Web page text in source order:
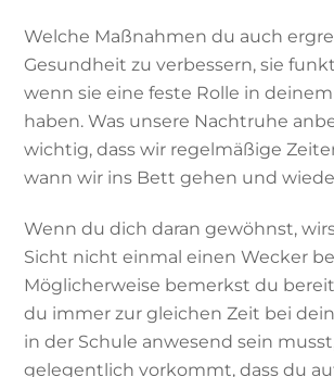
Welche Maßnahmen du auch
Gesundheit zu verbessern, sie
wenn sie eine feste Rolle in
haben. Was unsere Nachtruhe
wichtig, dass wir regelmäßige
wann wir ins Bett gehen und
Wenn du dich daran gewöhnst,
Sicht nicht einmal einen Wecker
Möglicherweise bemerkst du
du immer zur gleichen Zeit bei
in der Schule anwesend sein
gelegentlich vorkommt, dass du